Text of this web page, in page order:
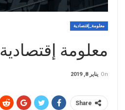
معلومة_إقتصادية
معلومة إقتصادية
On يناير 8, 2019
Share